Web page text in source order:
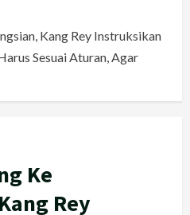
Kang Rey Instruksikan
Sesuai Aturan, Agar
Ke
Rey